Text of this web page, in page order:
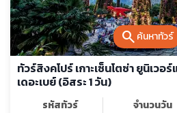
searchค้นหาทัวร์
ทัวร์สิงคโปร์ เกาะเซ็นโตซ่า ยูนิเว
เดอะเบย์ (อิสระ 1 วัน)
รหัสทัวร์
จำนวนวัน